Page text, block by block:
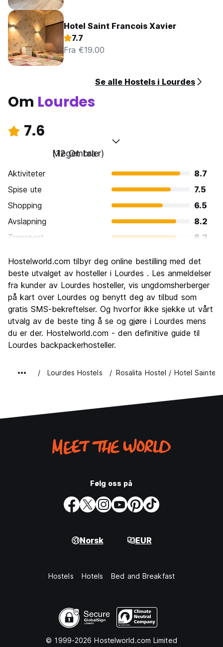
Hotel Saint Francois Xavier
7.7
Fra €19.00
Se alle Hostels i Lourdes
Om Lourdes
7.6
Meget bra
(12 Omtaler)
Aktiviteter
8.7
Spise ute
7.5
Shopping
6.5
Avslapning
8.2
Transport
8.2
Kultur
8.0
Feste
5.2
Verdi for pengene
8.2
Hostelworld.com tilbyr deg online bestilling med det
beste utvalget av hosteller i Lourdes . Les anmeldelser
fra kunder av Lourdes hosteller, vis ungdomsherberger
på kart over Lourdes og benytt deg av tilbud som
gratis SMS-bekreftelser. Og hvorfor ikke sjekke ut vårt
utvalg av de beste ting å se og gjøre i Lourdes mens
du er der. Hostelworld.com - den definitive guide til
Lourdes backpackerhosteller.
Lourdes Hostels Rosalita Hostel / Hotel Sainte
Følg oss på
Norsk EUR
Hostels Hotels Bed and Breakfast
© 1999-2026 Hostelworld.com Limited